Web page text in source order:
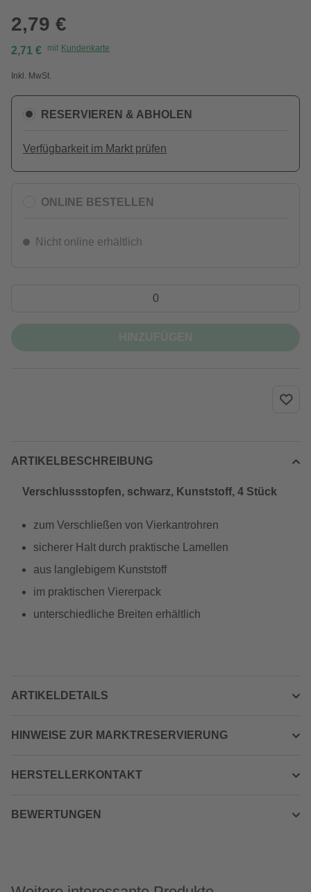
2,79 €
2,71 € mit Kundenkarte
Inkl. MwSt.
RESERVIEREN & ABHOLEN
Verfügbarkeit im Markt prüfen
ONLINE BESTELLEN
Nicht online erhältlich
ARTIKELBESCHREIBUNG
Verschlussstopfen, schwarz, Kunststoff, 4 Stück
zum Verschließen von Vierkantrohren
sicherer Halt durch praktische Lamellen
aus langlebigem Kunststoff
im praktischen Viererpack
unterschiedliche Breiten erhältlich
ARTIKELDETAILS
HINWEISE ZUR MARKTRESERVIERUNG
HERSTELLERKONTAKT
BEWERTUNGEN